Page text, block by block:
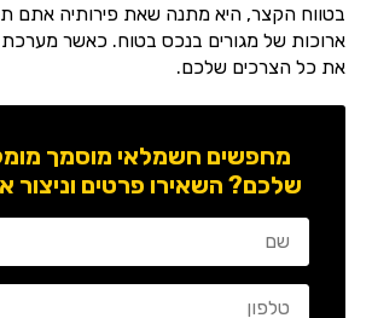
בטווח הקצר, היא מתנה שאת פירותיה אתם
ארוכות של מגורים בנכס בטוח. כאשר
את כל הצרכים שלכם.
מחפשים חשמלאי מוסמך
שלכם? השאירו פרטים